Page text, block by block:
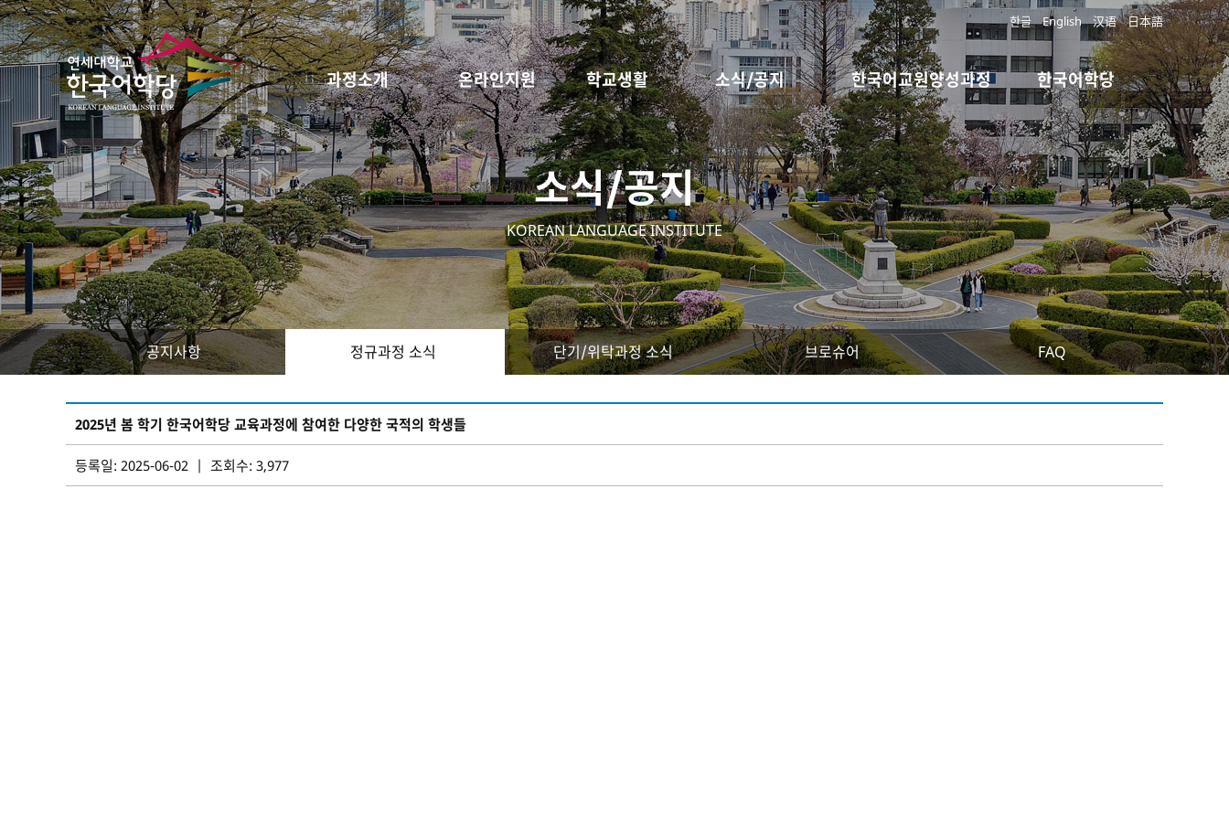
한글 English 汉语 日本語
과정소개 온라인지원 학교생활 소식/공지 한국어교원양성과정 한국어학당
소식/공지
KOREAN LANGUAGE INSTITUTE
공지사항 정규과정 소식 단기/위탁과정 소식 브로슈어 FAQ
2025년 봄 학기 한국어학당 교육과정에 참여한 다양한 국적의 학생들
등록일: 2025-06-02 | 조회수: 3,977